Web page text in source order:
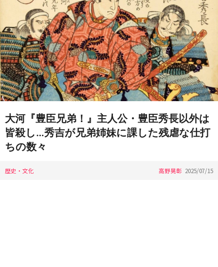
大河『豊臣兄弟！』主人公・豊臣秀長以外は
皆殺し…秀吉が兄弟姉妹に課した残虐な仕打
ちの数々
歴史・文化 高野晃彰 2025/07/15